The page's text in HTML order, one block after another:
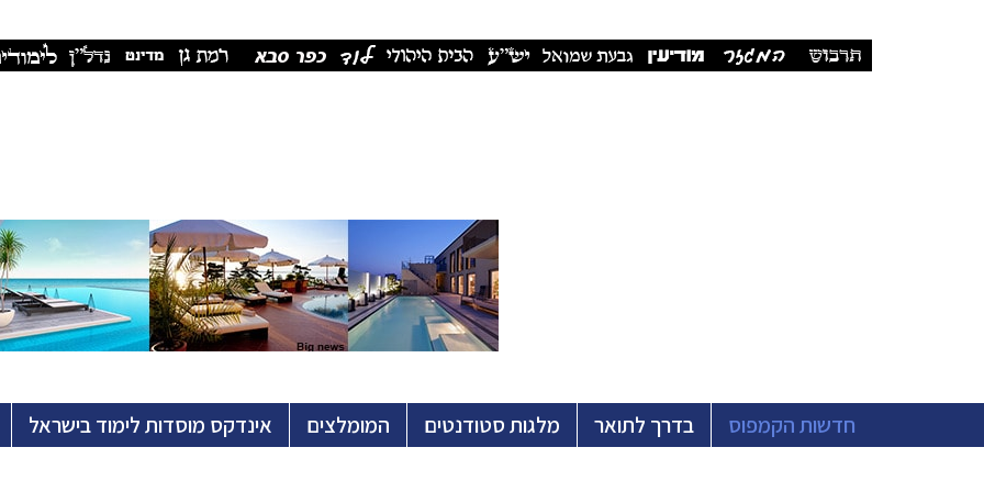
חדשות הקמפוס בדרך לתואר מלגות סטודנטים המומלצים אינדקס מוסדות לימוד בישראל